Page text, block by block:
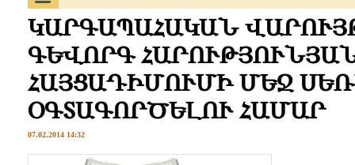
ԿԱՐԳԱՊԱՀԱԿԱՆ
ԳԵՎՈՐԳ
ՀԱՅՑԱԴԻՄՈՒՄԻ ՄԵՋ
ՕԳՏԱԳՈՐԾԵԼՈՒ ՀԱՄԱՐ
07.02.2014 14:32